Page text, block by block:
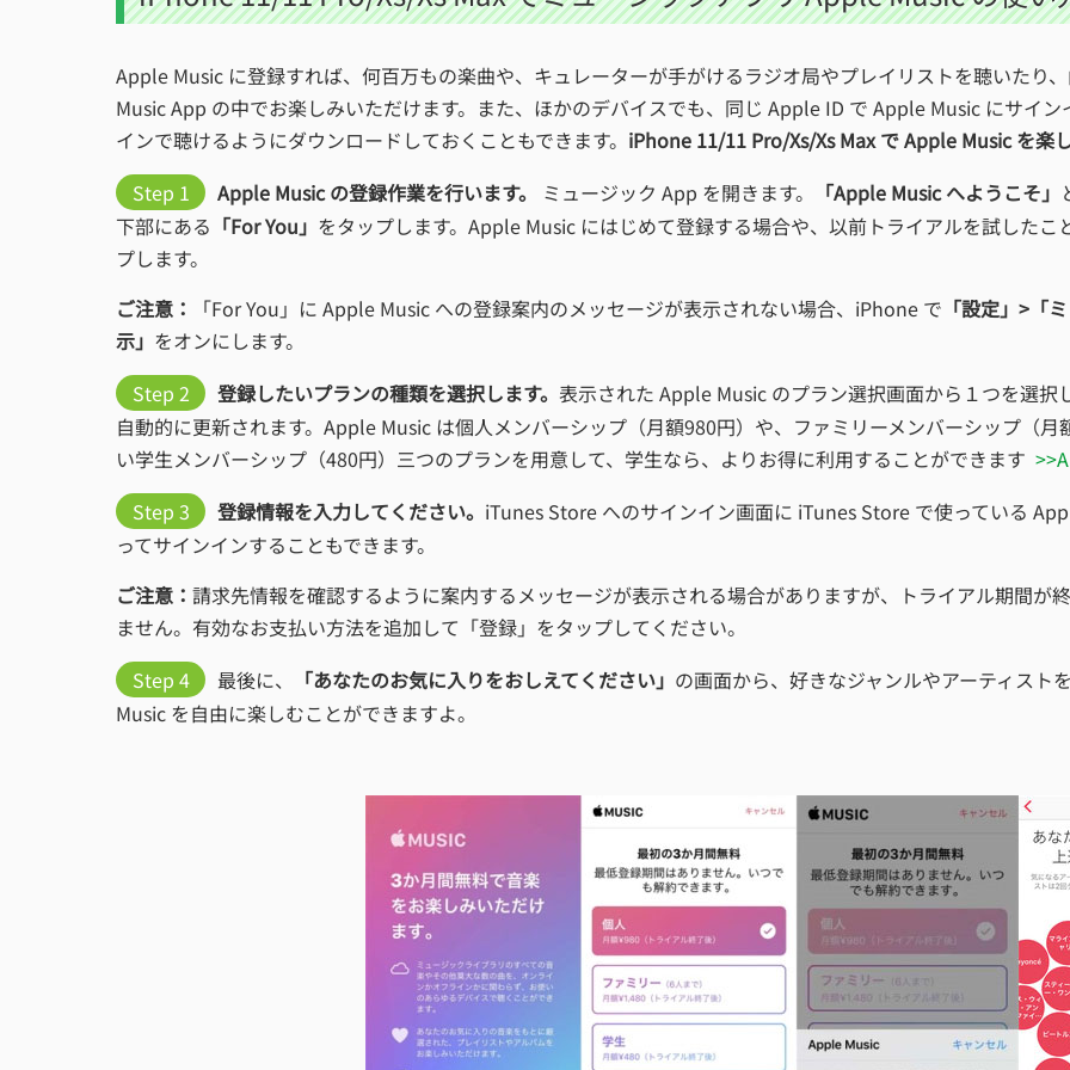
Apple Music に登録すれば、何百万もの楽曲や、キュレーターが手がけるラジオ局やプレイリストを聴いたり
Music App の中でお楽しみいただけます。また、ほかのデバイスでも、同じ Apple ID で Apple Music にサイ
インで聴けるようにダウンロードしておくこともできます。 iPhone 11/11 Pro/Xs/Xs Max で Apple Music を楽
Step 1
Apple Music の登録作業を行います。 ミュージック App を開きます。 「Apple Music へようこそ」
下部にある 「For You」 をタップします。Apple Music にはじめて登録する場合や、以前トライアルを試した
プします。
ご注意：
「For You」に Apple Music への登録案内のメッセージが表示されない場合、iPhone で 「設定」>「
示」 をオンにします。
Step 2
登録したいプランの種類を選択します。 表示された Apple Music のプラン選択画面から１つを選
自動的に更新されます。Apple Music は個人メンバーシップ（月額980円）や、ファミリーメンバーシップ（
い学生メンバーシップ（480円）三つのプランを用意して、学生なら、よりお得に利用することができます
Step 3
登録情報を入力してください。 iTunes Store へのサインイン画面に iTunes Store で使っている
ってサインインすることもできます。
ご注意： 請求先情報を確認するように案内するメッセージが表示される場合がありますが、トライアル期間が
ません。有効なお支払い方法を追加して「登録」をタップしてください。
Step 4
最後に、 「あなたのお気に入りをおしえてください」 の画面から、好きなジャンルやアーティス
Music を自由に楽しむことができますよ。